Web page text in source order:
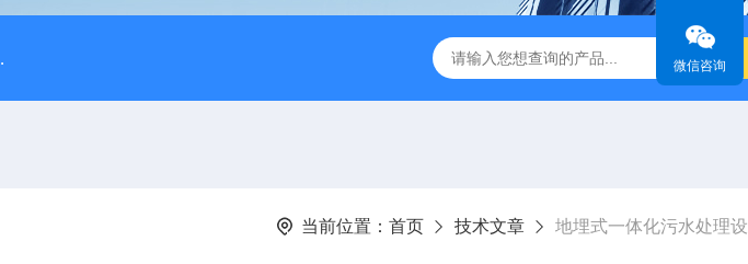
潍坊永兴环保设备公司供应四川成都一体化污水处理设备 电解法次氯酸钠发生器 二氧化氯发
当前位置： 首页 技术文章 地埋式一体化污水处理
微信咨询